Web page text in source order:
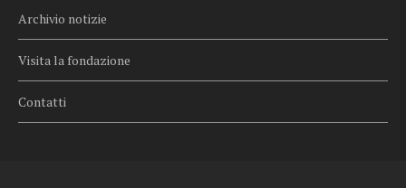
Archivio notizie
Visita la fondazione
Contatti